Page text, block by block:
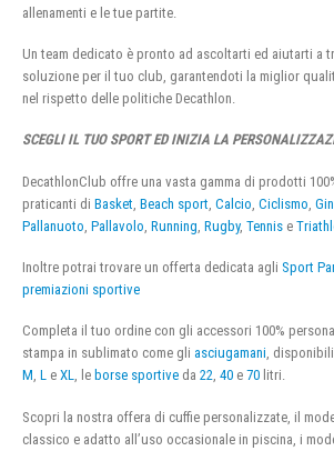
allenamenti e le tue partite.
Un team dedicato è pronto ad ascoltarti ed aiutarti a
soluzione per il tuo club, garantendoti la miglior
nel rispetto delle politiche Decathlon.
SCEGLI IL TUO SPORT ED INIZIA LA
DecathlonClub offre una vasta gamma di prodotti
praticanti di Basket Beach sport Calcio Ciclismo
Pallanuoto Pallavolo Running Rugby, Tennis e
Inoltre potrai trovare un offerta dedicata agli Sport
premiazioni sportive
Completa il tuo ordine con gli accessori 100%
stampa in sublimato come gli asciugamani,
M, L e XL, le borse sportive da 22, 40 e 70 litri.
Scopri la nostra offera di cuffie personalizzate, il
classico e adatto all’uso occasionale in piscina, i